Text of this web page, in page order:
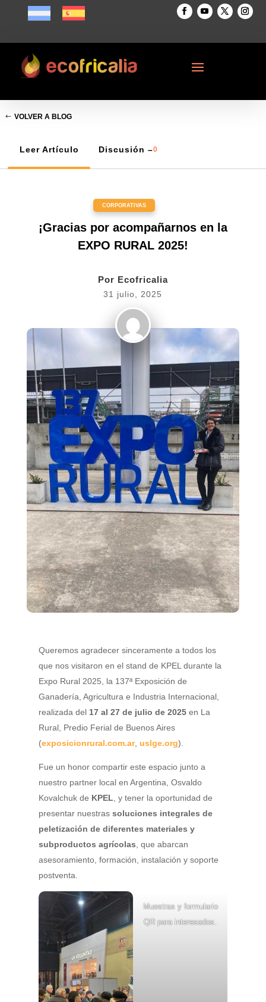
VOLVER A BLOG
Leer Artículo Discusión –0
CORPORATIVAS
¡Gracias por acompañarnos en la
EXPO RURAL 2025!
Por Ecofricalia
31 julio, 2025
Queremos agradecer sinceramente a todos los
que nos visitaron en el stand de KPEL durante la
Expo Rural 2025, la 137ª Exposición de
Ganadería, Agricultura e Industria Internacional,
realizada del 17 al 27 de julio de 2025en La
Rural, Predio Ferial de Buenos Aires
(exposicionrural.com.ar, uslge.org).
Fue un honor compartir este espacio junto a
nuestro partner local en Argentina, Osvaldo
Kovalchuk de KPEL, y tener la oportunidad de
presentar nuestras soluciones integrales de
peletización de diferentes materiales y
subproductos agrícolas, que abarcan
asesoramiento, formación, instalación y soporte
postventa.
Muestras y formulario
QR para interesados.